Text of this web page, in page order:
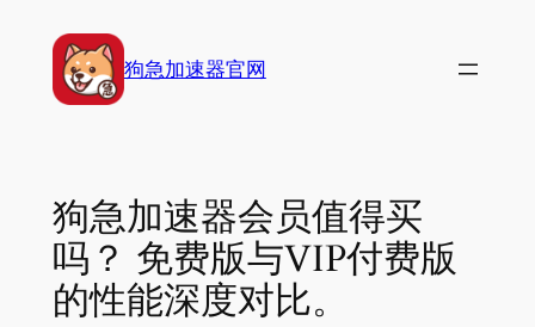
狗急加速器官网
狗急加速器会员值得买
吗？ 免费版与VIP付费版
的性能深度对比。